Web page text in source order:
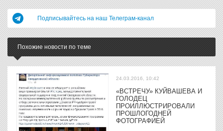
Подписывайтесь на наш Телеграм-канал
Похожие новости по теме
24.03.2016, 10:42
«ВСТРЕЧУ» КУЙВАШЕВА И
ГОЛОДЕЦ
ПРОИЛЛЮСТРИРОВАЛИ
ПРОШЛОГОДНЕЙ
ФОТОГРАФИЕЙ